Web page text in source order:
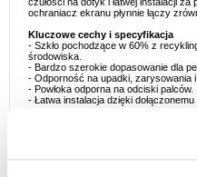
ochraniacz ekranu płynnie łączy
Kluczowe cechy i specyfikacja
- Szkło pochodzące w 60% z
środowiska.
- Bardzo szerokie dopasowanie dla
- Odporność na upadki, zarysowania
- Powłoka odporna na odciski palców.
- Łatwa instalacja dzięki dołączonemu
- Idealny dla użytkowników